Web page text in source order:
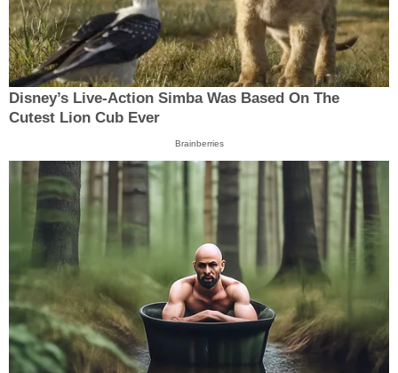
Disney’s Live-Action Simba Was Based On The
Cutest Lion Cub Ever
Brainberries